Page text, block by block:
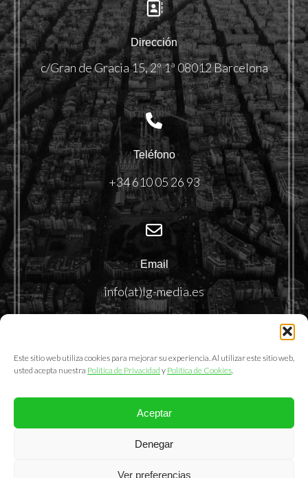
Este sitio web utiliza cookies para mejorar su experiencia. Al utilizar este sitio web,
usted acepta nuestra Política de Privacidad y Política de Cookies.
Aceptar
Denegar
Ver preferencias
Dirección
c/Gran de Gracia 15, 2º 1ª 08012 Barcelona
Teléfono
+34 610 05 26 93
Email
info(at)lg-media.es
@2025. LemonGrass Communications S.L.